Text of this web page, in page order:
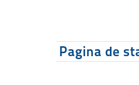
Pagina de